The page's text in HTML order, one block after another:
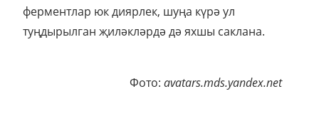
ферментлар юк диярлек, шуңа күрә ул
туңдырылган җиләкләрдә дә яхшы саклана.
Фото: avatars.mds.yandex.net